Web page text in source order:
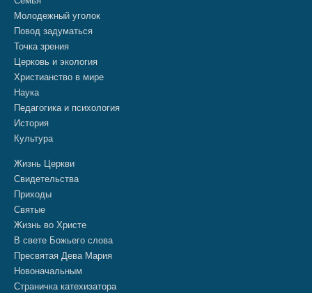
Молодежный уголок
Повод задуматься
Точка зрения
Церковь и экология
Христианство в мире
Наука
Педагогика и психология
История
Культура
Жизнь Церкви
Свидетельства
Приходы
Святые
Жизнь во Христе
В свете Божьего слова
Пресвятая Дева Мария
Новоначальным
Страничка катехизатора